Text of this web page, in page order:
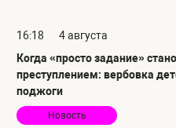
16:18
4 августа
Когда «просто задание»
преступлением: вербовка
поджоги
Новость